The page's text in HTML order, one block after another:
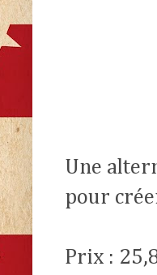
Une
pour
Prix :